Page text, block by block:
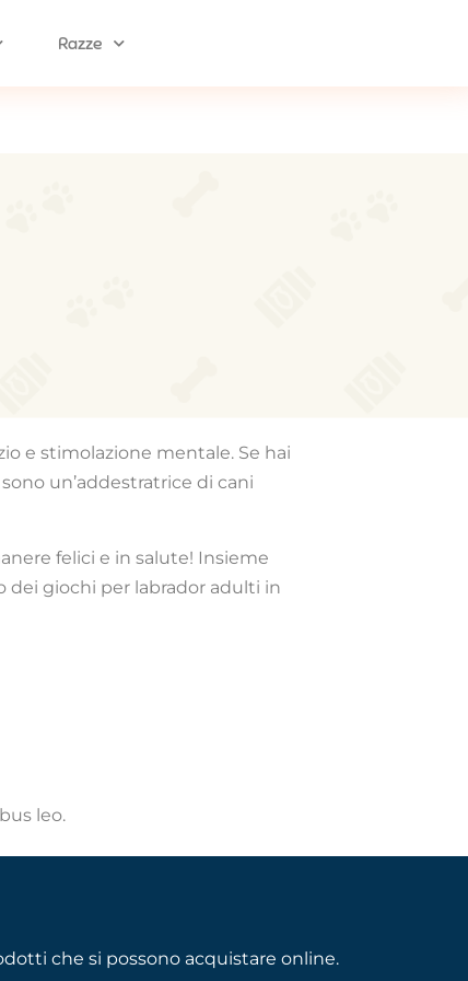
Razze
e stimolazione mentale. Se hai
un’addestratrice di cani
felici e in salute! Insieme
dei giochi per labrador adulti in
leo.
che si possono acquistare online.